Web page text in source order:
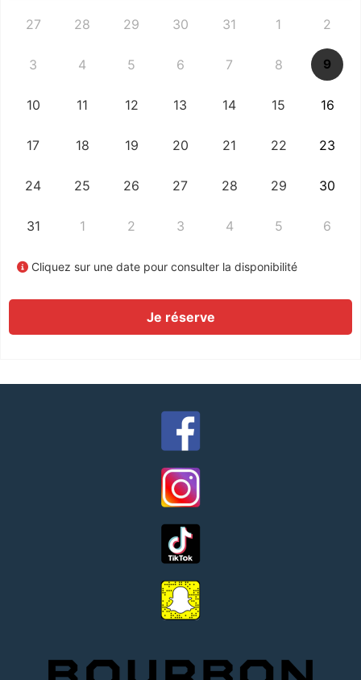
27 28 29 30 31 1 2
3 4 5 6 7 8 9
10 11 12 13 14 15 16
17 18 19 20 21 22 23
24 25 26 27 28 29 30
31 1 2 3 4 5 6
Cliquez sur une date pour consulter la disponibilité
Je réserve